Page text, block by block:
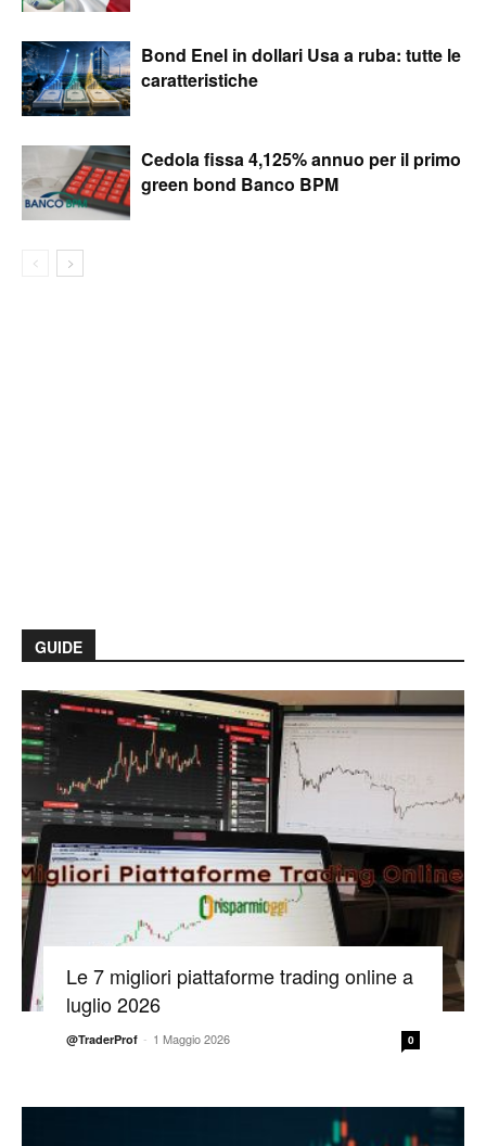
Bond Enel in dollari Usa a ruba: tutte le
caratteristiche
Cedola fissa 4,125% annuo per il primo
green bond Banco BPM
GUIDE
Le 7 migliori piattaforme trading online a
luglio 2026
@TraderProf - 1 Maggio 2026 0